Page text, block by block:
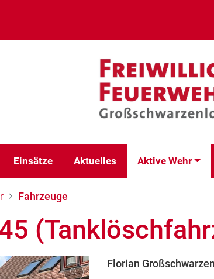
Einsätze Aktuelles Aktive Wehr
Fahrzeuge
Florian